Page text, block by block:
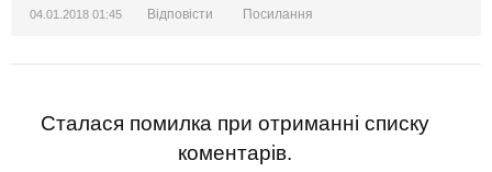
04.01.2018 01:45 Відповісти Посилання
Сталася помилка при отриманні списку
коментарів.